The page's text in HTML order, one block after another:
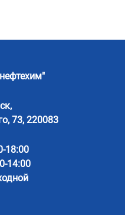
73, 220083
18:00
14:00